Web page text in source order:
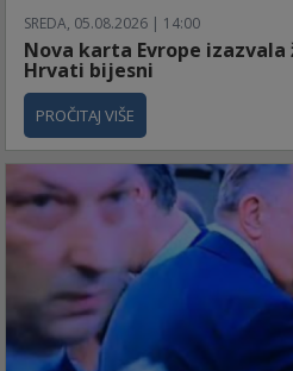
SREDA, 05.08.2026 | 14:00
Nova karta Evrope
Hrvati bijesni
PROČITAJ VIŠE